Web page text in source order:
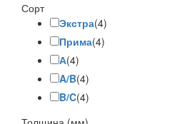
Сорт
Экстра(4)
Прима(4)
А(4)
A/B(4)
B/C(4)